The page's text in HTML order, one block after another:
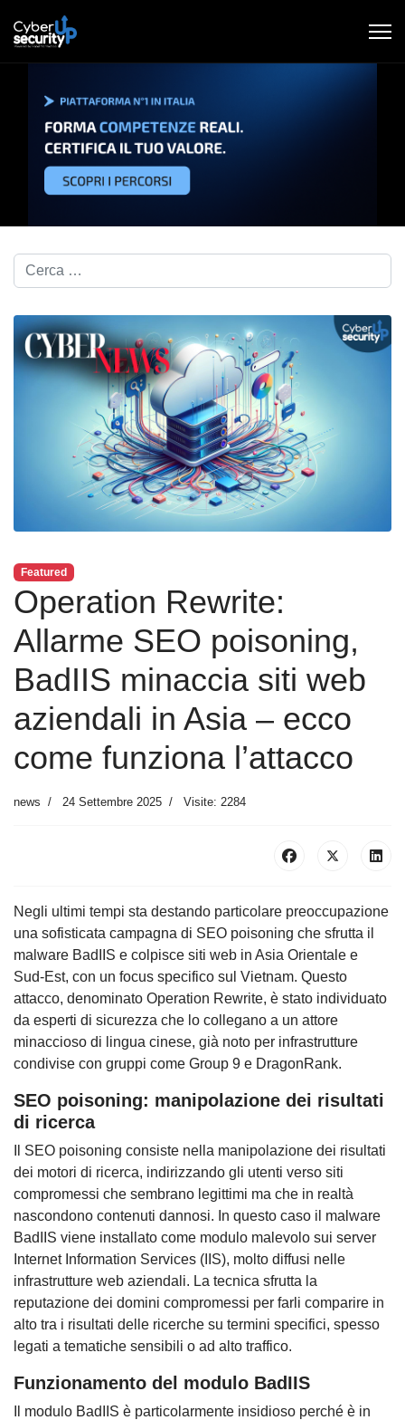
Cerca nel blog...
Featured
Operation Rewrite:
Allarme SEO poisoning,
BadIIS minaccia siti web
aziendali in Asia – ecco
come funziona l’attacco
news 24 Settembre 2025 Visite: 2284
Negli ultimi tempi sta destando particolare preoccupazione
una sofisticata campagna di SEO poisoning che sfrutta il
malware BadIIS e colpisce siti web in Asia Orientale e
Sud-Est, con un focus specifico sul Vietnam. Questo
attacco, denominato Operation Rewrite, è stato individuato
da esperti di sicurezza che lo collegano a un attore
minaccioso di lingua cinese, già noto per infrastrutture
condivise con gruppi come Group 9 e DragonRank.
SEO poisoning: manipolazione dei risultati
di ricerca
Il SEO poisoning consiste nella manipolazione dei risultati
dei motori di ricerca, indirizzando gli utenti verso siti
compromessi che sembrano legittimi ma che in realtà
nascondono contenuti dannosi. In questo caso il malware
BadIIS viene installato come modulo malevolo sui server
Internet Information Services (IIS), molto diffusi nelle
infrastrutture web aziendali. La tecnica sfrutta la
reputazione dei domini compromessi per farli comparire in
alto tra i risultati delle ricerche su termini specifici, spesso
legati a tematiche sensibili o ad alto traffico.
Funzionamento del modulo BadIIS
Il modulo BadIIS è particolarmente insidioso perché è in